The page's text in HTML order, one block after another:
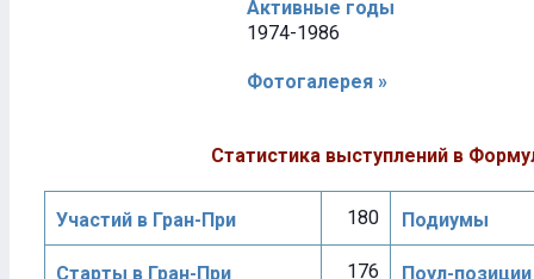
Активные годы
1974-1986
Фотогалерея »
Статистика выступлений в
Участий в Гран-При 180 Подиумы
Старты в Гран-При 176 Поул-позиции